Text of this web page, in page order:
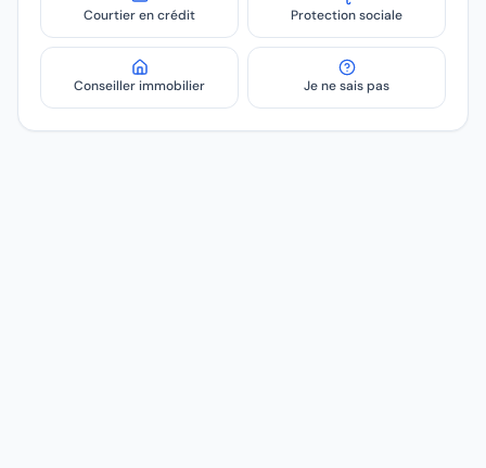
Courtier en crédit Protection sociale
Conseiller immobilier Je ne sais pas